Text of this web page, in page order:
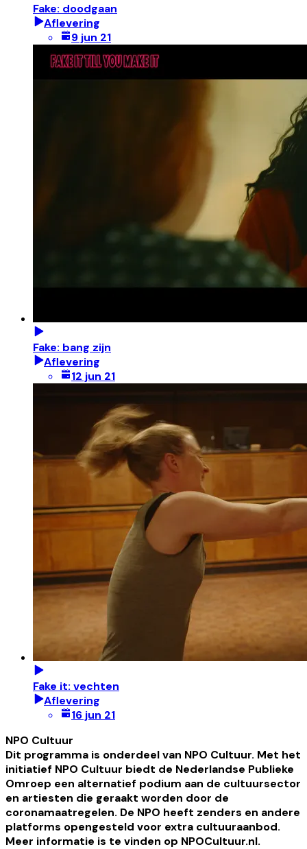
Fake: doodgaan
Aflevering
9 jun 21
Fake: bang zijn
Aflevering
12 jun 21
Fake it: vechten
Aflevering
16 jun 21
NPO Cultuur
Dit programma is onderdeel van NPO Cultuur. Met het
initiatief NPO Cultuur biedt de Nederlandse Publieke
Omroep een alternatief podium aan de cultuursector
en artiesten die geraakt worden door de
coronamaatregelen. De NPO heeft zenders en andere
platforms opengesteld voor extra cultuuraanbod.
Meer informatie is te vinden op NPOCultuur.nl.